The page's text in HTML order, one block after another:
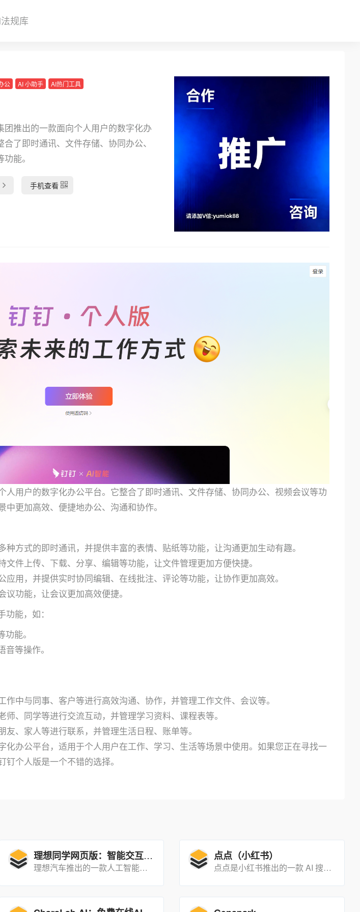
规库
公 AI 小助手 AI热门工具
团推出的一款面向个人用户的数字化办
合了即时通讯、文件存储、协同办公、
能。
手机查看
人用户的数字化办公平台。它整合了即时通讯、文件存储、协同办公、视频会议等功
更加高效、便捷地办公、沟通和协作。
方式的即时通讯，并提供丰富的表情、贴纸等功能，让沟通更加生动有趣。
件上传、下载、分享、编辑等功能，让文件管理更加方便快捷。
用，并提供实时协同编辑、在线批注、评论等功能，让协作更加高效。
功能，让会议更加高效便捷。
能，如：
能。
等操作。
中与同事、客户等进行高效沟通、协作，并管理工作文件、会议等。
、同学等进行交流互动，并管理学习资料、课程表等。
、家人等进行联系，并管理生活日程、账单等。
化办公平台，适用于个人用户在工作、学习、生活等场景中使用。如果您正在寻找一
个人版是一个不错的选择。
理想同学网页版：智能交互新体验
理想汽车推出的一款人工智能助手网页端工具，它依托先进的AI技术，为用户提供智能对话、知识问答、多模态交互等服务。
点点（小红书）
点点是小红书推出的一款 AI 搜索应用，专注于生活服务场景的聚合搜索，旨在为用户提供贴心、全面的生活信息查询与问题解答服务，助力用户在日常生活中精准避坑、获取真实体验与及时信息。